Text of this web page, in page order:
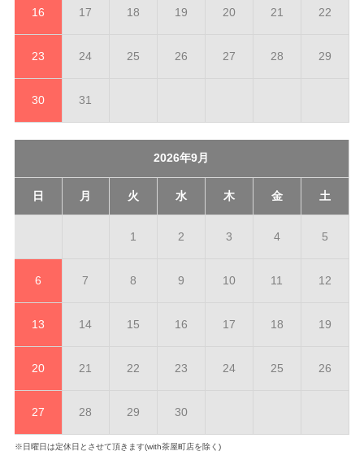
16 17 18 19 20 21 22
23 24 25 26 27 28 29
30 31
2026年9月
日 月 火 水 木 金 土
1 2 3 4 5
6 7 8 9 10 11 12
13 14 15 16 17 18 19
20 21 22 23 24 25 26
27 28 29 30
※日曜日は定休日とさせて頂きます(with茶屋町店を除く)